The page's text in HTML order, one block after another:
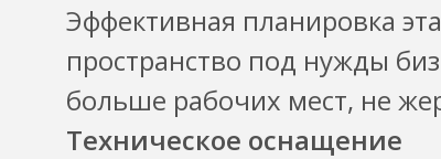
Эффективная планировка
пространство под нужды
больше рабочих мест, не
Техническое оснащение